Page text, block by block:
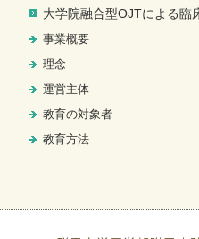
大学院融合型OJTによる臨
事業概要
理念
運営主体
教育の対象者
教育方法